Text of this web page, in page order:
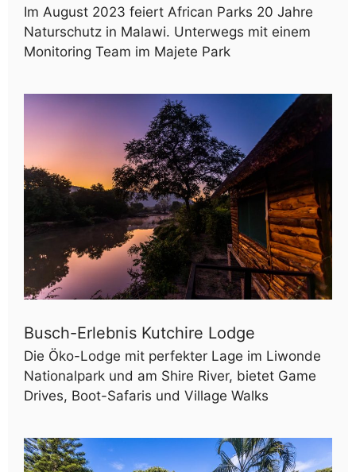
Im August 2023 feiert African Parks 20 Jahre
Naturschutz in Malawi. Unterwegs mit einem
Monitoring Team im Majete Park
Busch-Erlebnis Kutchire Lodge
Die Öko-Lodge mit perfekter Lage im Liwonde
Nationalpark und am Shire River, bietet Game
Drives, Boot-Safaris und Village Walks